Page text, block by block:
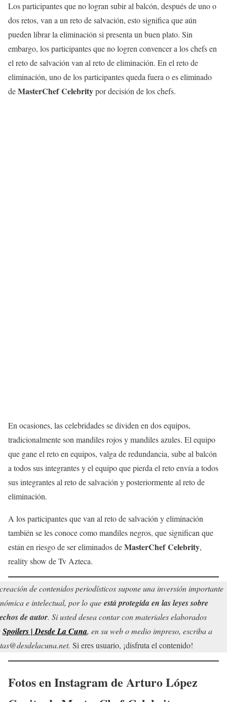
Los participantes que no logran subir al balcón, después de uno o
dos retos, van a un reto de salvación, esto significa que aún
pueden librar la eliminación si presenta un buen plato. Sin
embargo, los participantes que no logren convencer a los chefs en
el reto de salvación van al reto de eliminación. En el reto de
eliminación, uno de los participantes queda fuera o es eliminado
deMasterChef Celebritypor decisión de los chefs.
En ocasiones, las celebridades se dividen en dos equipos,
tradicionalmente son mandiles rojos y mandiles azules. El equipo
que gane el reto en equipos, valga de redundancia, sube al balcón
a todos sus integrantes y el equipo que pierda el reto envía a todos
sus integrantes al reto de salvación y posteriormente al reto de
eliminación.
A los participantes que van al reto de salvación y eliminación
también se les conoce como mandiles negros, que significan que
están en riesgo de ser eliminados deMasterChef Celebrity,
reality show de Tv Azteca.
de contenidos periodísticos supone una inversión importante
e intelectual, por lo que está protegida en las leyes sobre
de autor. Si usted desea contar con materiales elaborados
Spoilers | Desde La Cuna, en su web o medio impreso, escriba a
Si eres usuario, ¡disfruta el contenido!
Fotos en Instagram de Arturo López